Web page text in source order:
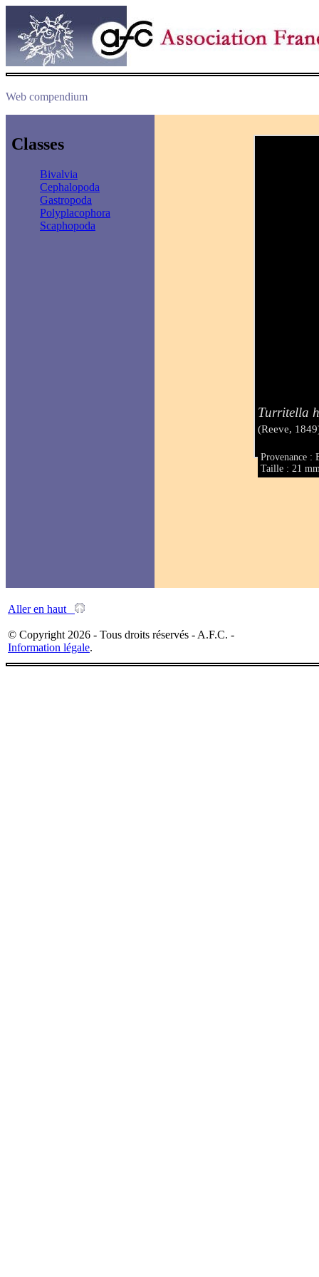
Web compendium
Classes
Bivalvia
Cephalopoda
Gastropoda
Polyplacophora
Scaphopoda
Turritella
(Reeve,
Provenance :
Taille : 21
Aller en haut
© Copyright 2026 - Tous droits réservés - A.F.C. -
Information légale.